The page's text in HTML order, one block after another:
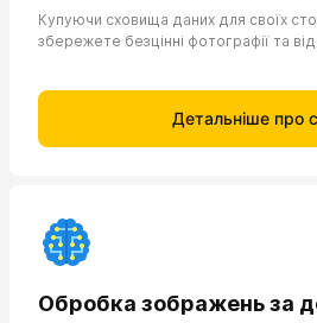
Купуючи сховища даних для своїх
збережете безцінні фотографії та
Детальніше про
Обробка зображень за